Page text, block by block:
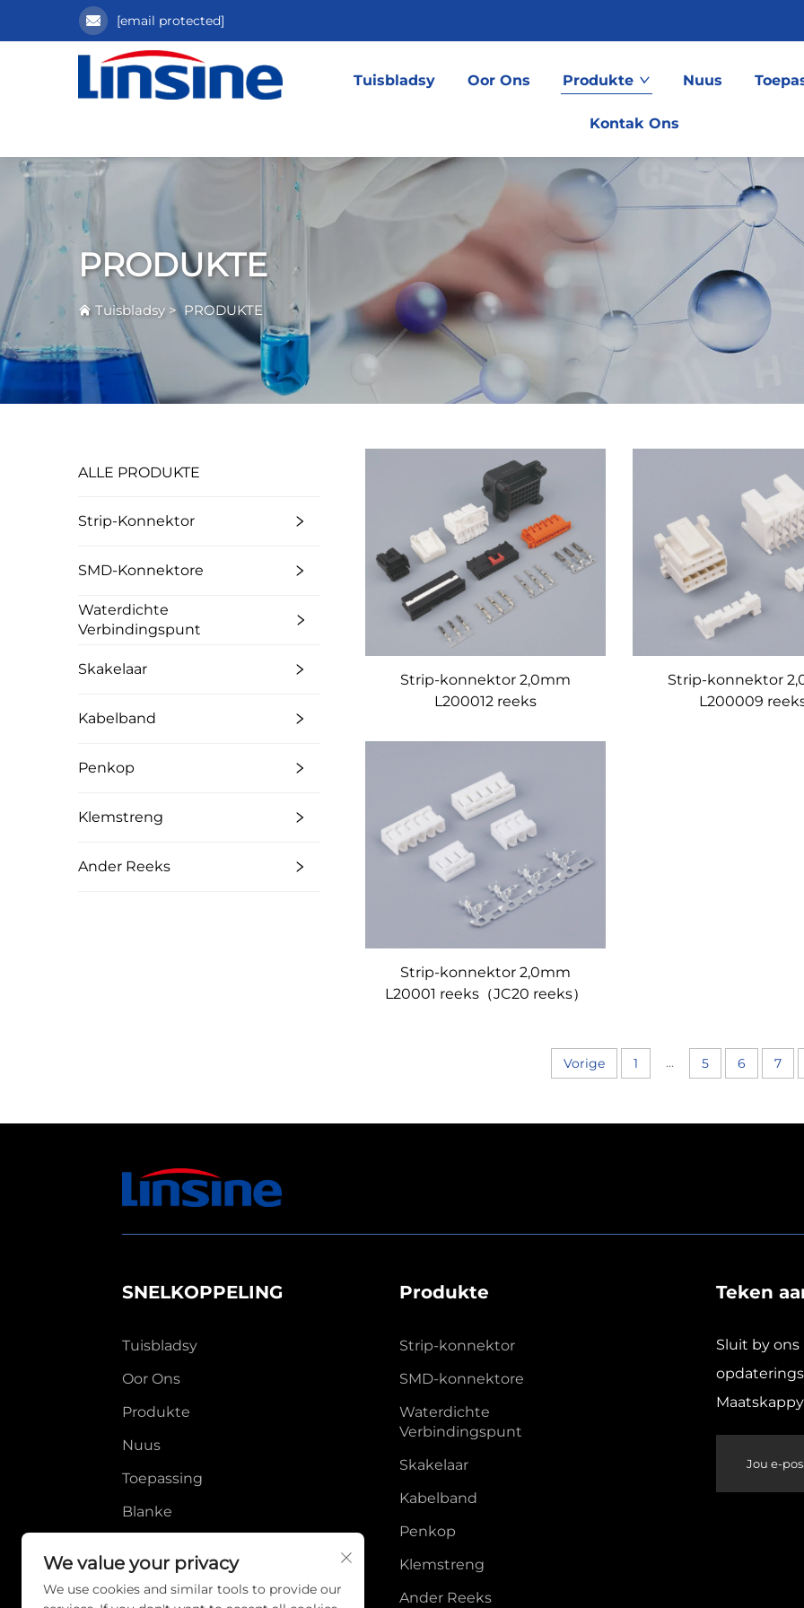
[email protected]
Tuisbladsy Oor Ons Produkte Nuus
Kontak Ons
PRODUKTE
Tuisbladsy >PRODUKTE
ALLE PRODUKTE
Strip-Konnektor
SMD-Konnektore
Waterdichte
Verbindingspunt
Skakelaar
Kabelband
Penkop
Klemstreng
Ander Reeks
Strip-konnektor 2,0mm
L200012 reeks
Strip-konnektor
L200009
Strip-konnektor 2,0mm
L20001 reeks（JC20 reeks）
Vorige 1 ... 5 6 7
SNELKOPPELING
Tuisbladsy
Oor Ons
Produkte
Nuus
Toepassing
Blanke
Kontak Ons
Produkte
Strip-konnektor
SMD-konnektore
Waterdichte
Verbindingspunt
Skakelaar
Kabelband
Penkop
Klemstreng
Ander Reeks
Teken
Sluit by
We value your privacy
We use cookies and similar tools to provide our